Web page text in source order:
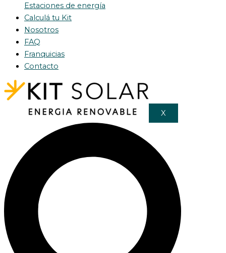
Estaciones de energía
Calculá tu Kit
Nosotros
FAQ
Franquicias
Contacto
X